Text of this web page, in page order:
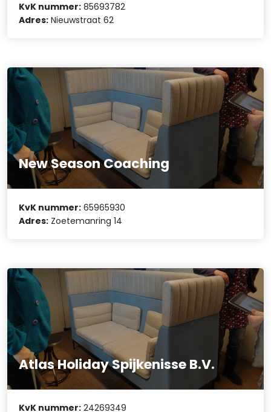
KvK nummer: 85693782
Adres: Nieuwstraat 62
New Season Coaching
KvK nummer: 65965930
Adres: Zoetemanring 14
Atlas Holiday Spijkenisse B.V.
KvK nummer: 24269349